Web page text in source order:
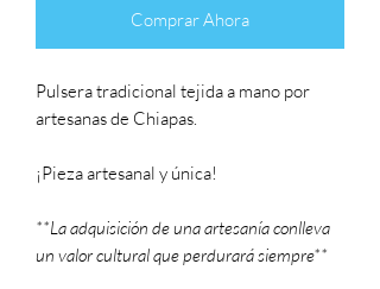
Comprar Ahora
Pulsera tradicional tejida a mano por
artesanas de Chiapas.
¡Pieza artesanal y única!
**La adquisición de una artesanía conlleva
un valor cultural que perdurará siempre**